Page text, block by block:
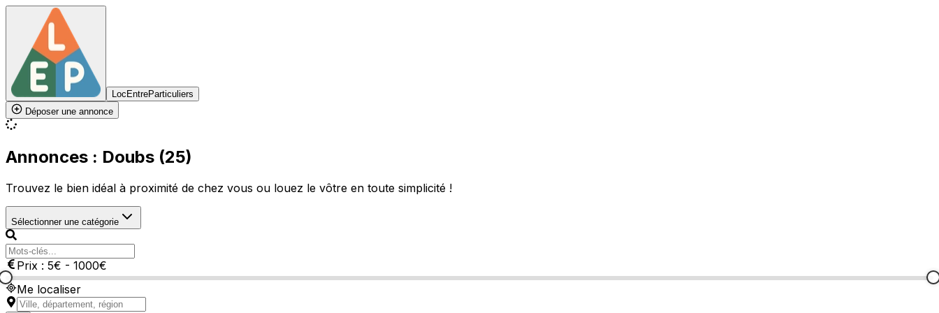
LocEntreParticuliers
Déposer une annonce
Annonces : Doubs (25)
Trouvez le bien idéal à proximité de chez vous ou louez le vôtre en toute simplicité !
Sélectionner une catégorie
Prix : 5€ - 1000€
Me localiser